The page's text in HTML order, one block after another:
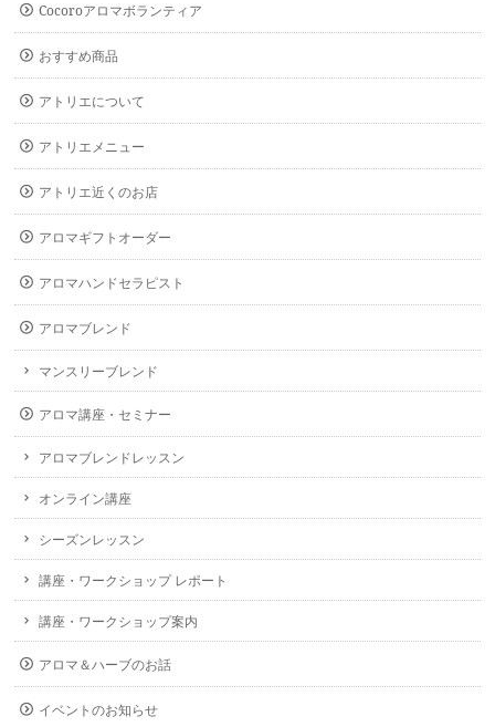
Cocoroアロマボランティア
おすすめ商品
アトリエについて
アトリエメニュー
アトリエ近くのお店
アロマギフトオーダー
アロマハンドセラピスト
アロマブレンド
マンスリーブレンド
アロマ講座・セミナー
アロマブレンドレッスン
オンライン講座
シーズンレッスン
講座・ワークショップ レポート
講座・ワークショップ案内
アロマ＆ハーブのお話
イベントのお知らせ